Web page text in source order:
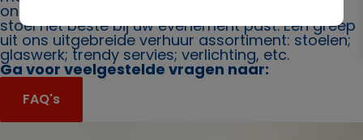
ons. Ook bieden wij u graag advies over welke
stoel het beste bij uw evenement past. Een greep
uit ons uitgebreide verhuur assortiment: stoelen;
glaswerk; trendy servies; verlichting, etc.
Ga voor veelgestelde vragen naar:
FAQ's